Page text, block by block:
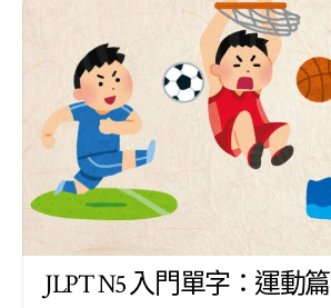
JLPT N5 入門單字：運動篇